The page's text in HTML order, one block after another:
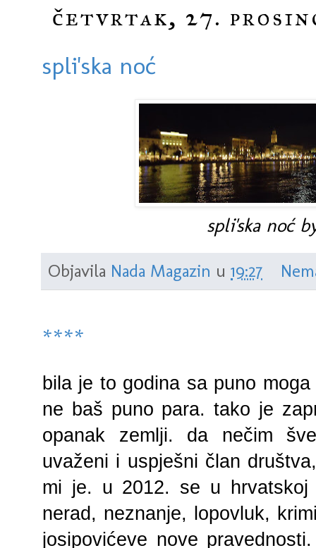
četvrtak, 27.
spli'ska noć
spli'ska noć
Objavila Nada Magazin u 19:27
****
bila je to godina sa puno
ne baš puno para. tako je
opanak zemlji. da nečim
uvaženi i uspješni član
mi je. u 2012. se u hrvatskoj
nerad, neznanje, lopovluk,
josipovićeve nove